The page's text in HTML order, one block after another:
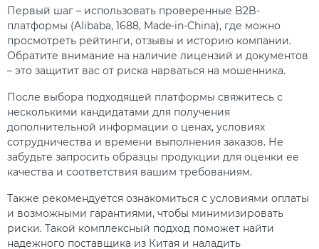
Первый шаг – использовать проверенные B2B-
платформы (Alibaba, 1688, Made-in-China), где можно
просмотреть рейтинги, отзывы и историю компании.
Обратите внимание на наличие лицензий и документов
– это защитит вас от риска нарваться на мошенника.
После выбора подходящей платформы свяжитесь с
несколькими кандидатами для получения
дополнительной информации о ценах, условиях
сотрудничества и времени выполнения заказов. Не
забудьте запросить образцы продукции для оценки ее
качества и соответствия вашим требованиям.
Также рекомендуется ознакомиться с условиями оплаты
и возможными гарантиями, чтобы минимизировать
риски. Такой комплексный подход поможет найти
надежного поставщика из Китая и наладить